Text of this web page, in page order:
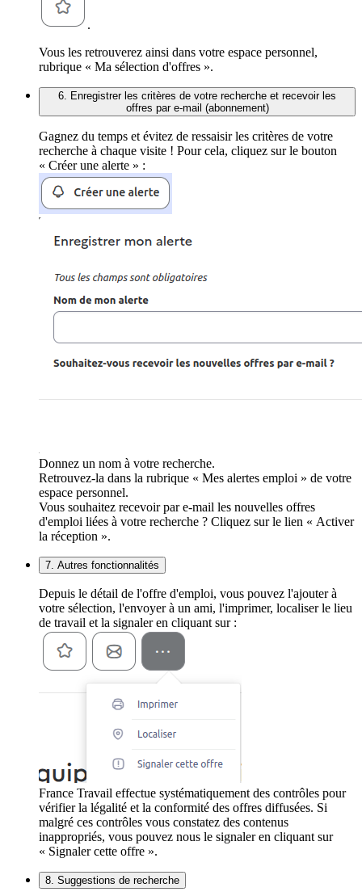
.
Vous les retrouverez ainsi dans votre espace personnel,
rubrique « Ma sélection d'offres ».
6. Enregistrer les critères de votre recherche et recevoir les
offres par e-mail (abonnement)
Gagnez du temps et évitez de ressaisir les critères de votre
recherche à chaque visite ! Pour cela, cliquez sur le bouton
« Créer une alerte » :
Donnez un nom à votre recherche.
Retrouvez-la dans la rubrique « Mes alertes emploi » de votre
espace personnel.
Vous souhaitez recevoir par e-mail les nouvelles offres
d'emploi liées à votre recherche ? Cliquez sur le lien « Activer
la réception ».
7. Autres fonctionnalités
Depuis le détail de l'offre d'emploi, vous pouvez l'ajouter à
votre sélection, l'envoyer à un ami, l'imprimer, localiser le lieu
de travail et la signaler en cliquant sur :
France Travail effectue systématiquement des contrôles pour
vérifier la légalité et la conformité des offres diffusées. Si
malgré ces contrôles vous constatez des contenus
inappropriés, vous pouvez nous le signaler en cliquant sur
« Signaler cette offre ».
8. Suggestions de recherche